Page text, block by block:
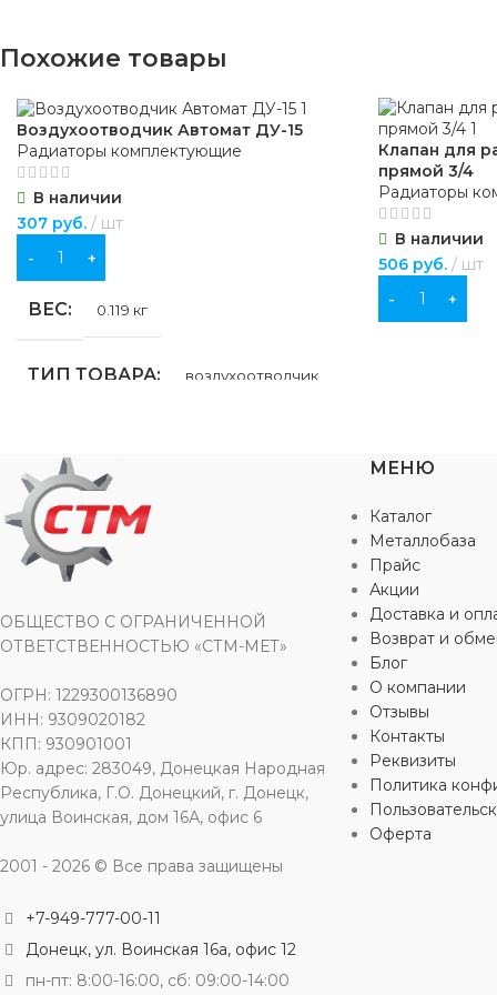
Похожие товары
Воздухоотводчик Автомат ДУ-15
Радиаторы комплектующие
В наличии
307 руб. шт
В КОРЗИНУ
ВЕС 0.119 кг
ТИП ТОВАРА воздухоотводчик
ДИАМЕТР
УСЛОВНОЕ ДАВЛЕНИЕ
ТИП ПРИСОЕДИНЕНИЯ
муфтовый
РЕЗЬБА
Клапан для
прямой 3/4
Радиаторы
В наличии
506руб. шт
В КОРЗИНУ
ОБЩЕСТВО С ОГРАНИЧЕННОЙ
ОТВЕТСТВЕННОСТЬЮ «СТМ-МЕТ»
ОГРН: 1229300136890
ИНН: 9309020182
КПП: 930901001
Юр. адрес: 283049, Донецкая Народная
Республика, Г.О. Донецкий, г. Донецк,
улица Воинская, дом 16А, офис 6
2001 - 2026 © Все права защищены
+7-949-777-00-11
Донецк, ул. Воинская 16а, офис 12
пн-пт: 8:00-16:00, сб: 09:00-14:00
МЕНЮ
Каталог
Металлобаза
Прайс
Акции
Доставка и
Возврат и
Блог
О компании
Отзывы
Контакты
Реквизиты
Политика
Оферта